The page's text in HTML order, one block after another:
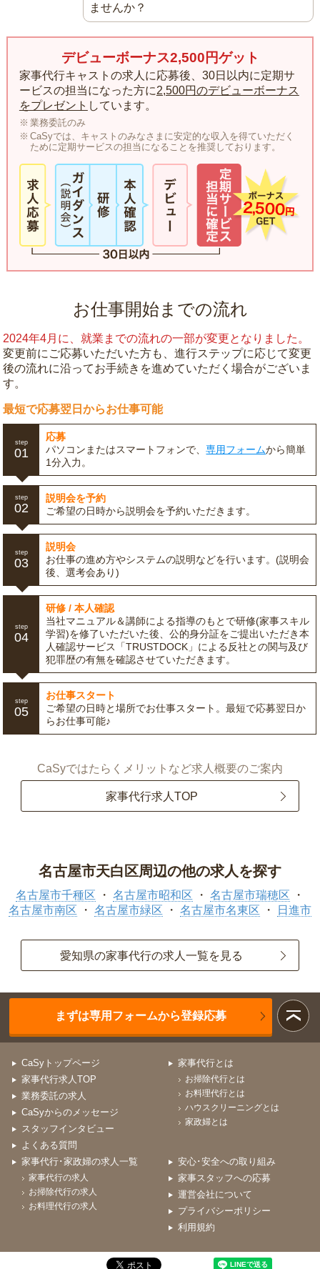
ませんか？
デビューボーナス2,500円ゲット
家事代行キャストの求人に応募後、30日以内に定期サ
ービスの担当になった方に2,500円のデビューボーナス
をプレゼント しています。
業務委託のみ
CaSyでは、キャストのみなさまに安定的な収入を得ていただく
ために定期サービスの担当になることを推奨しております。
お仕事開始までの流れ
2024年4月に、就業までの流れの一部が変更となりました。
変更前にご応募いただいた方も、進行ステップに応じて変更
後の流れに沿ってお手続きを進めていただく場合がございま
す。
最短で応募翌日からお仕事可能
step
01
応募
パソコンまたはスマートフォンで、専用フォームから簡単
1分入力。
step
02
説明会を予約
ご希望の日時から説明会を予約いただきます。
step
03
説明会
お仕事の進め方やシステムの説明などを行います。(説明会
後、選考会あり)
step
04
研修 / 本人確認
当社マニュアル＆講師による指導のもとで研修(家事スキル
学習)を修了いただいた後、公的身分証をご提出いただき本
人確認サービス「TRUSTDOCK」による反社との関与及び
犯罪歴の有無を確認させていただきます。
step
05
お仕事スタート
ご希望の日時と場所でお仕事スタート。最短で応募翌日か
らお仕事可能♪
CaSyではたらくメリットなど求人概要のご案内
家事代行求人TOP
名古屋市天白区周辺の他の求人を探す
名古屋市千種区 名古屋市昭和区
名古屋市瑞穂区
名古屋市南区
名古屋市緑区 名古屋市名東区 日進市
愛知県の家事代行の求人一覧を見る
まずは専用フォームから登録応募
CaSyトップページ
家事代行求人TOP
業務委託の求人
CaSyからのメッセージ
スタッフインタビュー
よくある質問
家事代行とは
お掃除代行とは
お料理代行とは
ハウスクリーニングとは
家政婦とは
家事代行･家政婦の求人一覧
家事代行の求人
お掃除代行の求人
お料理代行の求人
安心･安全への取り組み
家事スタッフへの応募
運営会社について
プライバシーポリシー
利用規約